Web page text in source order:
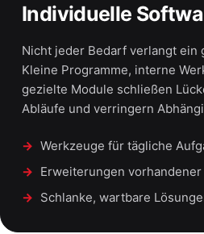
Individuelle
Nicht jeder Bedarf verlangt ein
Kleine Programme, interne
gezielte Module schließen
Abläufe und verringern
Werkzeuge für tägliche
Erweiterungen
Schlanke, wartbare